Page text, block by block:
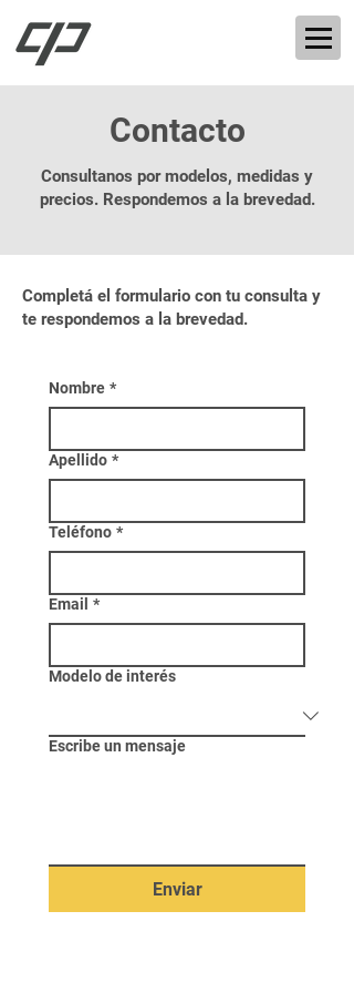
Contacto
Consultanos por modelos, medidas y
precios. Respondemos a la brevedad.
Completá el formulario con tu consulta y
te respondemos a la brevedad.
Nombre *
Apellido *
Teléfono *
Email *
Modelo de interés
Escribe un mensaje
Enviar